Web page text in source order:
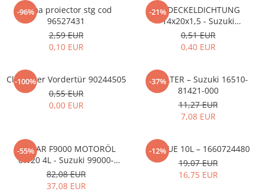
MOVANO
TIGRA-B 2004-2009
VIVARO
ZAFIRA
Mazda CX-80 KL
SX4 S-CROSS Hybrid 48V 2020-
prezent
S-CROSS HYBRID 48V 2022-prezent
VITARA Hybrid 48V 2020-prezent
VITARA Strong Hybrid 140V 2022-
SPARK M300 2010-2018
-96%
Rama proiector stg cod
96527431
2,59 EUR
0,10 EUR
-21%ÖLDECKELDICHTUNG
14x20x1,5 - Suzuki
09168M14015-000
0,51 EUR
0,40 EUR
-100%
ClipFutter Vordertür 90244505
0,55 EUR
0,00 EUR
-37%
ÖLFILTER – Suzuki 16510-
81421-000
11,27 EUR
7,08 EUR
-55%
ECSTAR F9000 MOTORÖL
0W20 4L - Suzuki 99000-
21E20-047
82,08 EUR
37,08 EUR
-12%
ADBLUE 10L – 1660724480
19,07 EUR
16,75 EUR